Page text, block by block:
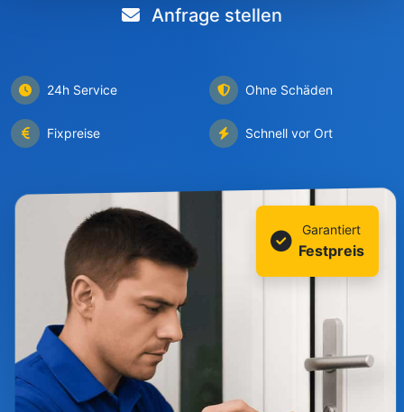
Anfrage stellen
24h Service Ohne Schäden
Fixpreise Schnell vor Ort
Garantiert
Festpreis